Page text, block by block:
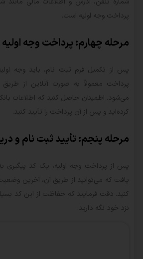
پرداخت وجه اولیه است.
مرحله چهارم: پرداخت وجه اولیه
پس از تکمیل فرم ثبت نام، باید وجه
پرداخت معمولاً به صورت آنلاین از طریق
می‌شود. اطمینان حاصل کنید که اطلاعات
کرده‌اید و پس از آن پرداخت را تأیید کنید.
مرحله پنجم: تأیید ثبت نام و
پس از پرداخت وجه اولیه، یک کد پیگیری
یافت که می‌توانید از طریق آن، آخرین
کنید. دقت فرمایید که حفاظت از این کد
نزد خود نگه دارید.